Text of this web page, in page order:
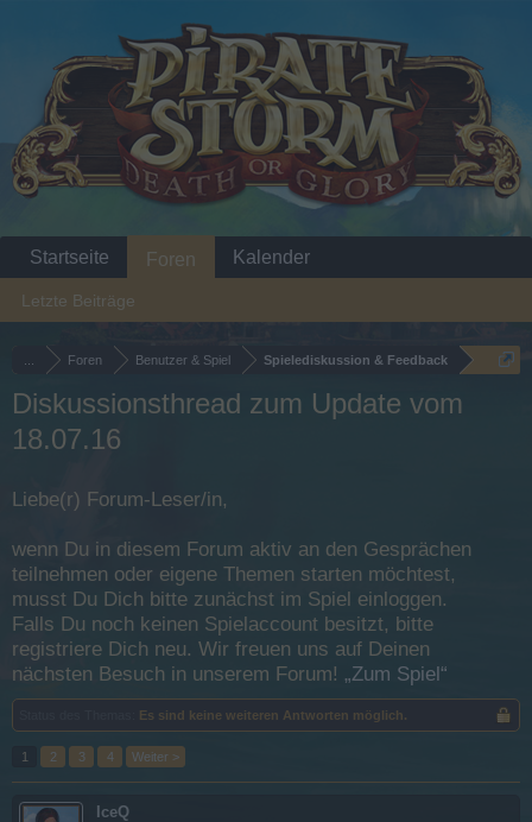
Foren Benutzer & Spiel Spielediskussion & Feedback
Diskussionsthread zum Update vom
18.07.16
Liebe(r) Forum-Leser/in,
wenn Du in diesem Forum aktiv an den Gesprächen
teilnehmen oder eigene Themen starten möchtest,
musst Du Dich bitte zunächst im Spiel einloggen.
Falls Du noch keinen Spielaccount besitzt, bitte
registriere Dich neu. Wir freuen uns auf Deinen
nächsten Besuch in unserem Forum! „Zum Spiel“
Es sind keine weiteren Antworten möglich.
1 2 3 4 Weiter >
IceQ
Startseite Foren
Letzte Beiträge
Kalender